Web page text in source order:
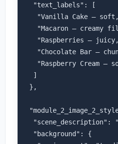
"text_labels": [
"Vanilla Cake – soft,
"Macaron – creamy
"Raspberries –
"Chocolate Bar –
"Raspberry Cream –
]
},
"scene_description":
"background": {